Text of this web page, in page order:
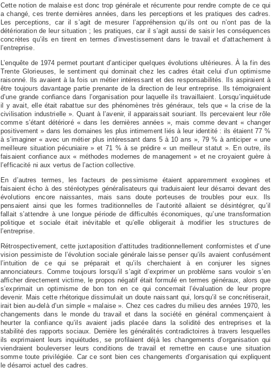
Cette notion de malaise est donc trop générale et récurrente pour rendre compte de ce qui
a changé, ces trente dernières années, dans les perceptions et les pratiques des cadres.
Les perceptions, car il s’agit de mesurer l’appréhension qu’ils ont ou n’ont pas de la
détérioration de leur situation ; les pratiques, car il s’agit aussi de saisir les conséquences
concrètes qu’ils en tirent en termes d’investissement dans le travail et d’attachement à
l’entreprise.
L’enquête de 1974 permet pourtant d’anticiper quelques évolutions ultérieures. À la fin des
Trente Glorieuses, le sentiment qui dominait chez les cadres était celui d’un optimisme
raisonné. Ils avaient à la fois un métier intéressant et des responsabilités. Ils aspiraient à
être toujours davantage partie prenante de la direction de leur entreprise. Ils témoignaient
d’une grande confiance dans l’organisation pour laquelle ils travaillaient. Lorsqu’inquiétude
il y avait, elle était rabattue sur des phénomènes très généraux, tels que « la crise de la
civilisation industrielle ». Quant à l’avenir, il apparaissait souriant. Ils percevaient leur rôle
comme s’étant détérioré « dans les dernières années », mais comme devant « changer
positivement » dans les domaines les plus intimement liés à leur identité : ils étaient 77 %
à s’imaginer « avec un métier plus intéressant dans 5 à 10 ans », 79 % à anticiper « une
meilleure situation pécuniaire » et 71 % à se prédire « un meilleur statut ». En outre, ils
faisaient confiance aux « méthodes modernes de management » et ne croyaient guère à
l’efficacité ni aux vertus de l’action collective.
En d’autres termes, les facteurs de pessimisme étaient apparemment exogènes et
faisaient écho à des stéréotypes généralisateurs qui traduisaient leur désarroi devant des
évolutions encore naissan­tes, mais sans doute porteuses de troubles pour eux. Ils
pensaient ainsi que les formes traditionnelles de l’autorité allaient se désintégrer, qu’il
fallait s’attendre à une longue période de difficultés économiques, qu’une transformation
politique et sociale était inévitable et qu’elle obligerait à modifier les structures de
l’entreprise.
Rétrospectivement, cette juxtaposition d’attitudes traditionnellement conformistes et d’une
vision pessimiste de l’évolution sociale générale laisse penser qu’ils avaient confusément
l’intuition de ce qui se préparait et qu’ils cherchaient à en conjurer les signes
annonciateurs. Comme toujours lorsqu’il s’agit d’exprimer un problème sans vouloir s’en
afficher directement victime, le propos négatif était formulé en termes généraux, alors que
s’exprimait un optimisme de bon ton en ce qui concernait l’évaluation de leur propre
devenir. Mais cette rhétorique dissimulait un doute naissant qui, lorsqu’il se concrétiserait,
irait bien au-delà d’un simple « malaise ». Chez ces cadres du milieu des années 1970, les
changements dans le monde du travail et dans la société en général commençaient à
heurter la confiance qu’ils avaient jadis placée dans la solidité des entreprises et la
stabilité des rapports sociaux. Derrière les généralités contradictoires à travers lesquelles
ils exprimaient leurs inquiétudes, se profilaient déjà les changements d’organisation qui
viendraient bouleverser leurs conditions de travail et remettre en cause une situation
somme toute privilégiée. Car ce sont bien ces changements d’organisation qui expliquent
le désarroi actuel des cadres.